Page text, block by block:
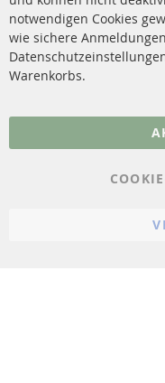
Sensoren
FAQ
notwendigen Cookies
wie sichere
Warenkorbs.